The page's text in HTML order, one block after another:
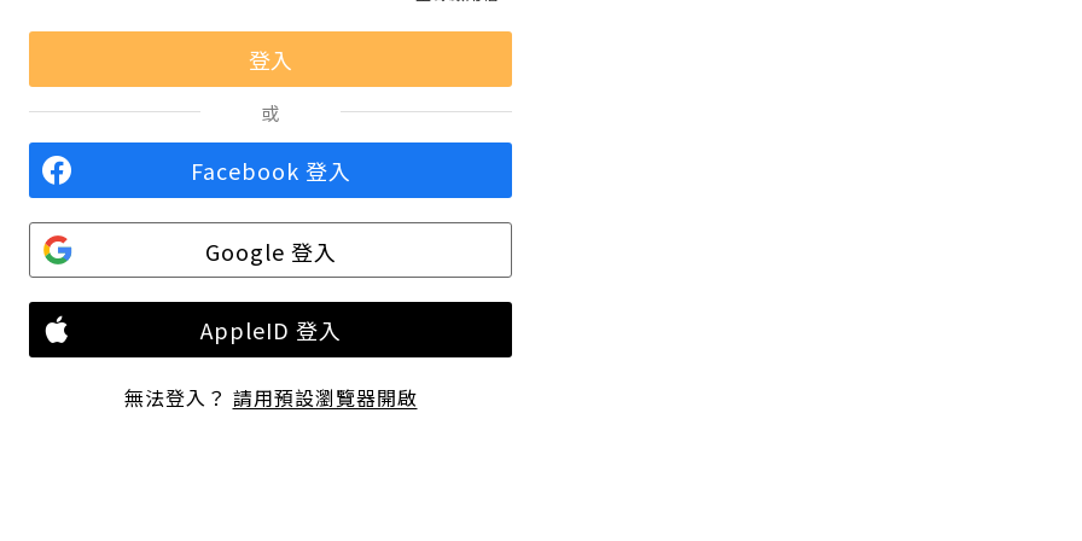
或
Facebook 登入
Google 登入
AppleID 登入
無法登入？ 請用預設瀏覽器開啟